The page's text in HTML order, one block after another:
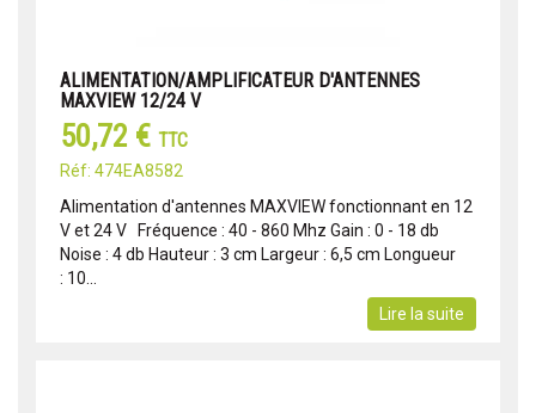
ALIMENTATION/AMPLIFICATEUR D'ANTENNES
MAXVIEW 12/24 V
50,72 € TTC
Réf: 474EA8582
Alimentation d'antennes MAXVIEW fonctionnant en 12
V et 24 V Fréquence : 40 - 860 Mhz Gain : 0 - 18 db
Noise : 4 db Hauteur : 3 cm Largeur : 6,5 cm Longueur
: 10...
Lire la suite